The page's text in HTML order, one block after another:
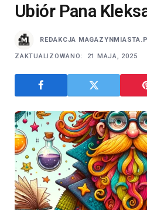
Ubiór Pana
REDAKCJA
ZAKTUALIZOWANO: 21 MAJA, 2025